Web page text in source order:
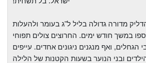
מדורה גדולה בליל ל"ג בעומר ולהעלות
במשך חודש ימים. החרוצים צולים תפוחי
הגחלים, ואף מנגנים ניגונים אחדים. עייפים
ובני הנוער בשעות הקטנות של הלילה